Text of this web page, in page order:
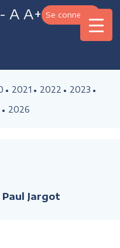
A A+ Se connecter
2021 2022
2023
2026
Jargot